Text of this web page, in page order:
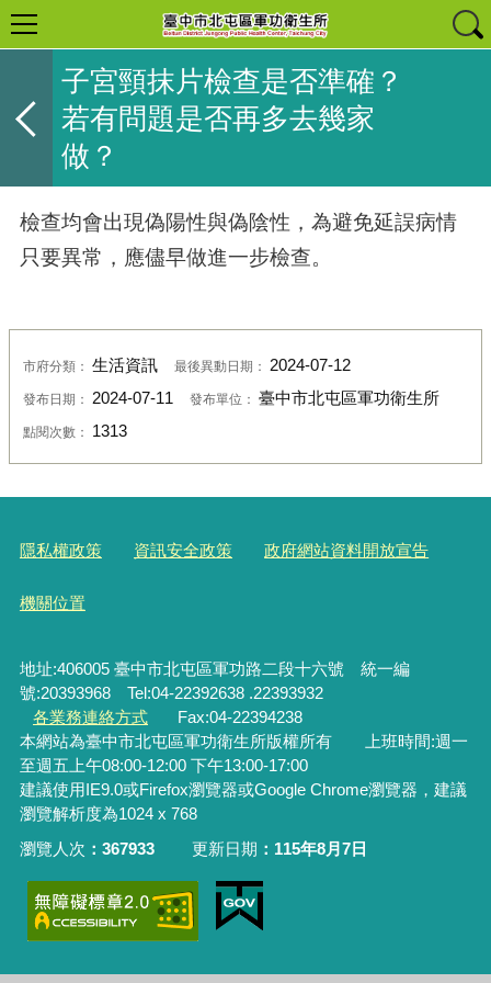
子宮頸抹片檢查是否準確？
若有問題是否再多去幾家
做？
檢查均會出現偽陽性與偽陰性，為避免延誤病情
只要異常，應儘早做進一步檢查。
市府分類： 生活資訊 最後異動日期： 2024-07-12
發布日期： 2024-07-11 發布單位： 臺中市北屯區軍功衛生所
點閱次數： 1313
隱私權政策 資訊安全政策 政府網站資料開放宣告
機關位置
地址:406005 臺中市北屯區軍功路二段十六號 統一編
號:20393968 Tel:04-22392638 .22393932
各業務連絡方式
Fax:04-22394238
本網站為臺中市北屯區軍功衛生所版權所有 上班時間:週一
至週五上午08:00-12:00 下午13:00-17:00
建議使用IE9.0或Firefox瀏覽器或Google Chrome瀏覽器，建議
瀏覽解析度為1024 x 768
瀏覽人次
367933 更新日期 115年8月7日